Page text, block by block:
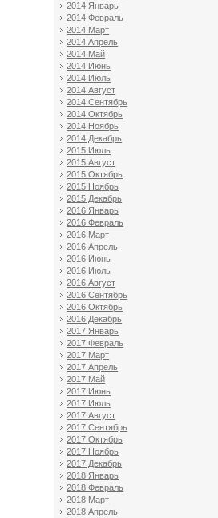
2014 Январь
2014 Февраль
2014 Март
2014 Апрель
2014 Май
2014 Июнь
2014 Июль
2014 Август
2014 Сентябрь
2014 Октябрь
2014 Ноябрь
2014 Декабрь
2015 Июль
2015 Август
2015 Октябрь
2015 Ноябрь
2015 Декабрь
2016 Январь
2016 Февраль
2016 Март
2016 Апрель
2016 Июнь
2016 Июль
2016 Август
2016 Сентябрь
2016 Октябрь
2016 Декабрь
2017 Январь
2017 Февраль
2017 Март
2017 Апрель
2017 Май
2017 Июнь
2017 Июль
2017 Август
2017 Сентябрь
2017 Октябрь
2017 Ноябрь
2017 Декабрь
2018 Январь
2018 Февраль
2018 Март
2018 Апрель